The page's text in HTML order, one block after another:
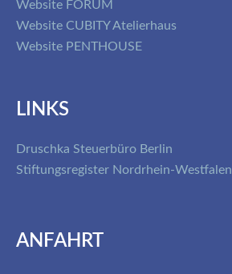
Website FORUM
Website CUBITY Atelierhaus
Website PENTHOUSE
LINKS
Druschka Steuerbüro Berlin
Stiftungsregister Nordrhein-Westfalen
ANFAHRT